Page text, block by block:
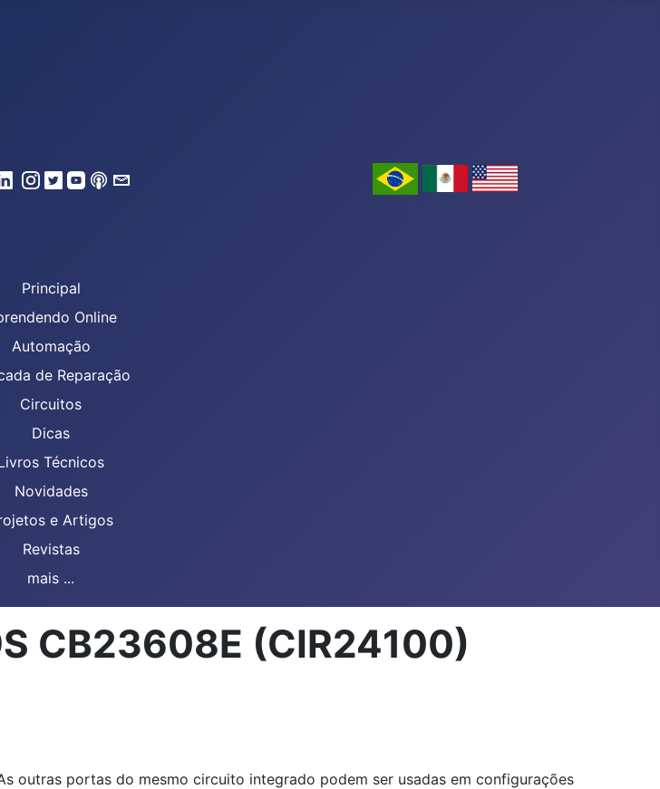
Principal
Online
Automação
de Reparação
Circuitos
Dicas
Técnicos
Novidades
e Artigos
Revistas
mais ...
CB23608E (CIR24100)
outras portas do mesmo circuito integrado podem ser usadas em configurações